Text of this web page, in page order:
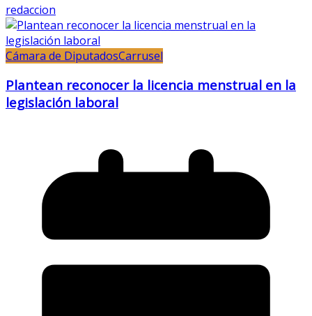
redaccion
Cámara de DiputadosCarrusel
Plantean reconocer la licencia menstrual en la
legislación laboral